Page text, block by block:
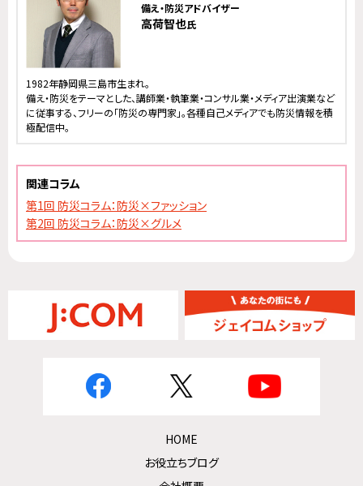
備え・防災アドバイザー
高荷智也氏
1982年静岡県三島市生まれ。
備え・防災をテーマとした、講師業・執筆業・コンサル業・メディア出演業など
に従事する、フリーの「防災の専門家」。各種自己メディアでも防災情報を積
極配信中。
関連コラム
第1回 防災コラム：防災×ファッション
第2回 防災コラム：防災×グルメ
HOME
お役立ちブログ